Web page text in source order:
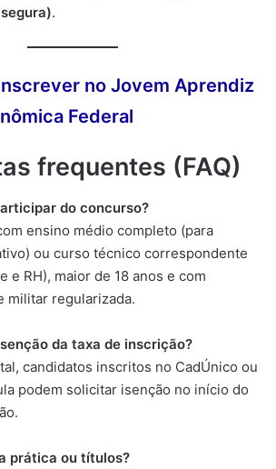
.
no Jovem Aprendiz
Federal
frequentes (FAQ)
do concurso?
ensino médio completo (para
ou curso técnico correspondente
e RH), maior de 18 anos e com
militar regularizada.
da taxa de inscrição?
candidatos inscritos no CadÚnico ou
podem solicitar isenção no início do
prática ou títulos?